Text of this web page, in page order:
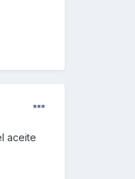
aceite